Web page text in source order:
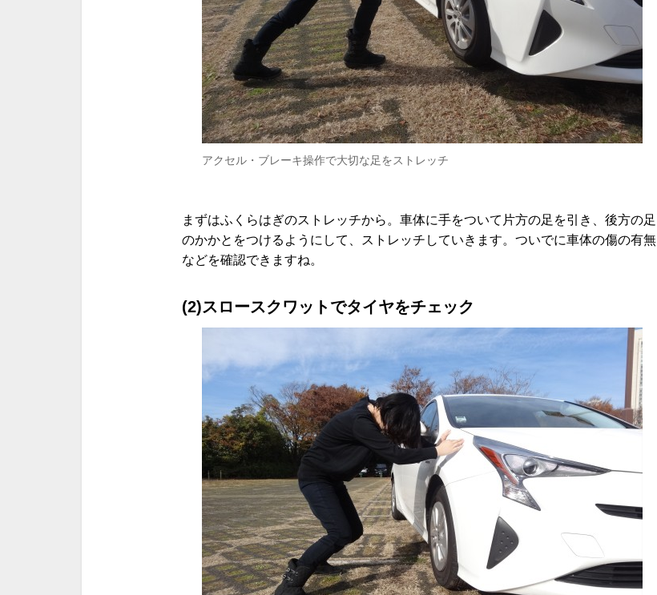
アクセル・ブレーキ操作で大切な足をストレッチ
まずはふくらはぎのストレッチから。車体に手をついて片方の足を引き、後方の足
のかかとをつけるようにして、ストレッチしていきます。ついでに車体の傷の有無
などを確認できますね。
(2)スロースクワットでタイヤをチェック